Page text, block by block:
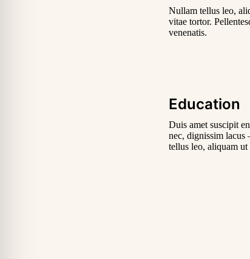
Nullam tellus leo,
vitae tortor.
venenatis.
Education
Duis amet suscipit
nec, dignissim lacus
tellus leo, aliquam ut